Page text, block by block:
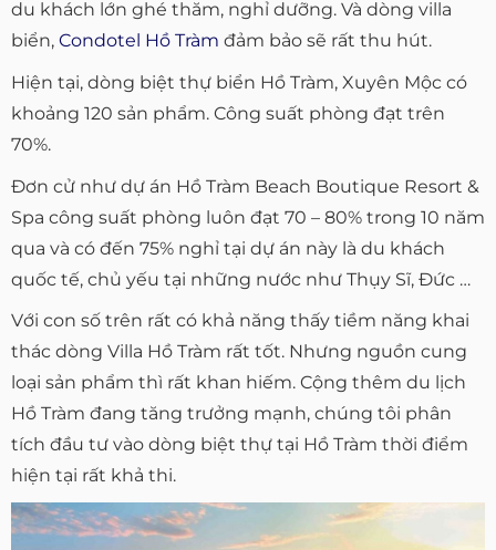
du khách lớn ghé thăm, nghỉ dưỡng. Và dòng villa
biển, Condotel Hồ Tràm đảm bảo sẽ rất thu hút.
Hiện tại, dòng biệt thự biển Hồ Tràm, Xuyên Mộc có
khoảng 120 sản phẩm. Công suất phòng đạt trên
70%.
Đơn cử như dự án Hồ Tràm Beach Boutique Resort &
Spa công suất phòng luôn đạt 70 – 80% trong 10 năm
qua và có đến 75% nghỉ tại dự án này là du khách
quốc tế, chủ yếu tại những nước như Thụy Sĩ, Đức …
Với con số trên rất có khả năng thấy tiềm năng khai
thác dòng Villa Hồ Tràm rất tốt. Nhưng nguồn cung
loại sản phẩm thì rất khan hiếm. Cộng thêm du lịch
Hồ Tràm đang tăng trưởng mạnh, chúng tôi phân
tích đầu tư vào dòng biệt thự tại Hồ Tràm thời điểm
hiện tại rất khả thi.